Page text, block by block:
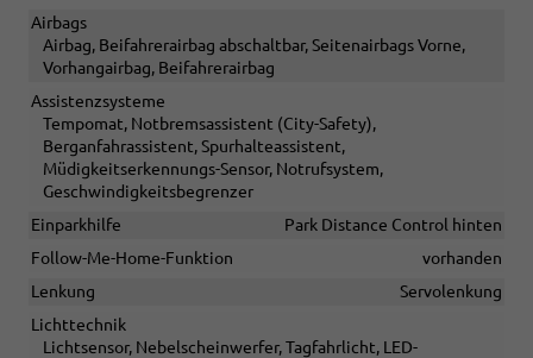
Airbags
Airbag, Beifahrerairbag abschaltbar, Seitenairbags Vorne,
Vorhangairbag, Beifahrerairbag
Assistenzsysteme
Tempomat, Notbremsassistent (City-Safety),
Berganfahrassistent, Spurhalteassistent,
Müdigkeitserkennungs-Sensor, Notrufsystem,
Geschwindigkeitsbegrenzer
Einparkhilfe
Park Distance Control hinten
Follow-Me-Home-Funktion
vorhanden
Lenkung
Servolenkung
Lichttechnik
Lichtsensor, Nebelscheinwerfer, Tagfahrlicht, LED-